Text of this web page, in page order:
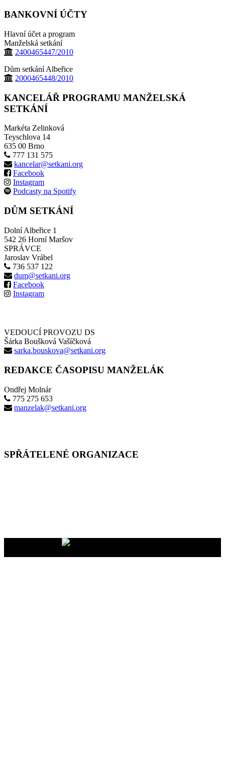
BANKOVNÍ ÚČTY
Hlavní účet a program
Manželská setkání
2400465447/2010
Dům setkání Albeřice
2000465448/2010
KANCELÁŘ PROGRAMU MANŽELSKÁ
SETKÁNÍ
Markéta Zelinková
Teyschlova 14
635 00 Brno
777 131 575
kancelar@setkani.org
Facebook
Instagram
Podcasty na Spotify
DŮM SETKÁNÍ
Dolní Albeřice 1
542 26 Horní Maršov
SPRÁVCE
Jaroslav Vrábel
736 537 122
dum@setkani.org
Facebook
Instagram
VEDOUCÍ PROVOZU DS
Šárka Boušková Vašíčková
sarka.bouskova@setkani.org
REDAKCE ČASOPISU MANŽELÁK
Ondřej Molnár
775 275 653
manzelak@setkani.org
SPŘÁTELENÉ ORGANIZACE